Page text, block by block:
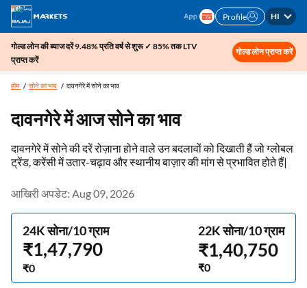
Profile HI
गोल्ड लोन की ब्याज दरें 9.48% प्रति वर्ष से शुरू ✓ 85% तक LTV
प्राप्त करें
गोल्ड लोन प्राप्त करें
होम सोने का भाव दावनगेरे में सोने का भाव
दावनगेरे में आज सोने का भाव
दावनगेरे में सोने की दरें रोज़ाना होने वाले उन बदलावों को दिखाती हैं जो ग्लोबल
ट्रेंड, करेंसी में उतार-चढ़ाव और स्थानीय बाज़ार की मांग से प्रभावित होते हैं|
आखिरी अपडेट: Aug 09, 2026
24K सोना/10 ग्राम
₹1,47,790
₹0
22K सोना/10 ग्राम
₹1,40,750
₹0